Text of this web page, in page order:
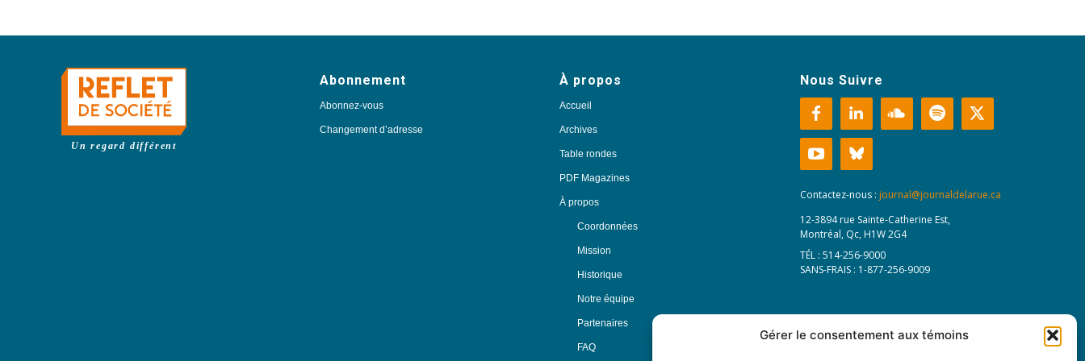
Gérer le consentement aux témoins
Un regard différent
Abonnement
Abonnez-vous
Changement d’adresse
À propos
Accueil
Archives
Table rondes
PDF Magazines
À propos
Coordonnées
Mission
Historique
Notre équipe
Partenaires
FAQ
Nous Suivre
Contactez-nous : journal@journaldelarue.ca
12-3894 rue Sainte-Catherine Est,
Montréal, Qc, H1W 2G4
TÉL : 514-256-9000
SANS-FRAIS : 1-877-256-9009